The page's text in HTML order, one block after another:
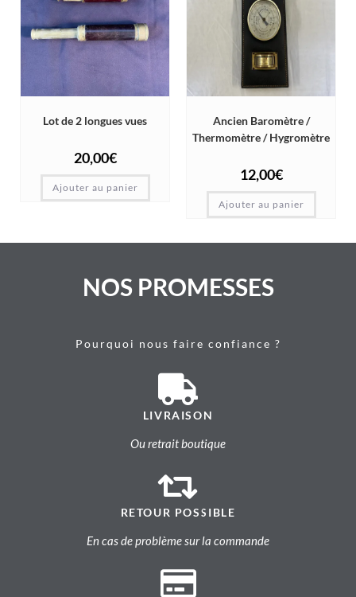
Lot de 2 longues vues
20,00€
Ajouter au panier
Ancien Baromètre /
Thermomètre / Hygromètre
12,00€
Ajouter au panier
NOS PROMESSES
Pourquoi nous faire confiance ?
LIVRAISON
Ou retrait boutique
RETOUR POSSIBLE
En cas de problème sur la commande